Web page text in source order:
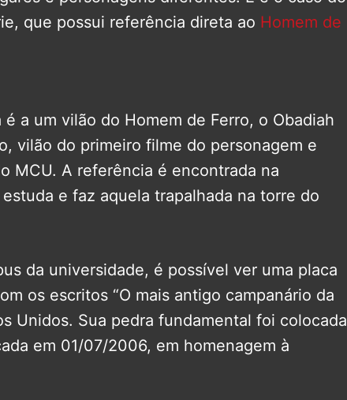
que possui referência direta ao Homem de
a um vilão do Homem de Ferro, o Obadiah
vilão do primeiro filme do personagem e
MCU. A referência é encontrada na
e faz aquela trapalhada na torre do
da universidade, é possível ver uma placa
os escritos “O mais antigo campanário da
Unidos. Sua pedra fundamental foi colocada
em 01/07/2006, em homenagem à